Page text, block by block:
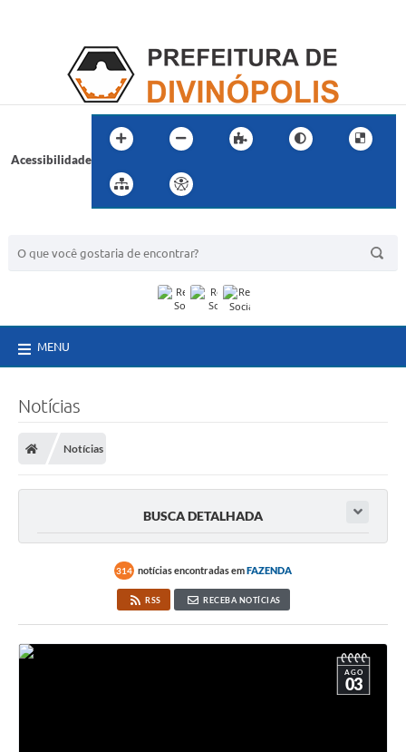
Acessibilidade
MENU
Notícias
Notícias
BUSCA DETALHADA
314 notícias encontradas emFAZENDA
RSS RECEBA NOTÍCIAS
AGO
03